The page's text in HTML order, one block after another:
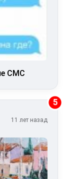
СМС
5
11 лет назад